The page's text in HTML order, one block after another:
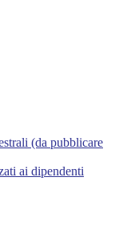
(da pubblicare
ai dipendenti